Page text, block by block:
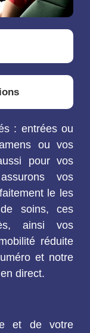
: entrées ou
ou vos
pour vos
vos
le les
soins, ces
ainsi vos
réduite
et notre
direct.
et de votre